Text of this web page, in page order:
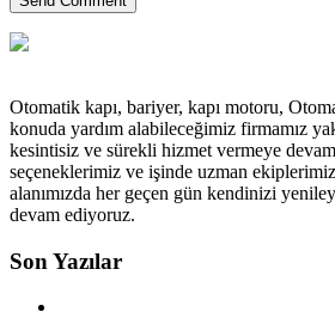
Otomatik kapı, bariyer, kapı motoru,
konuda yardım alabileceğimiz firmamız
kesintisiz ve sürekli hizmet vermeye
seçeneklerimiz ve işinde uzman
alanımızda her geçen gün kendinizi
devam ediyoruz.
Son Yazılar